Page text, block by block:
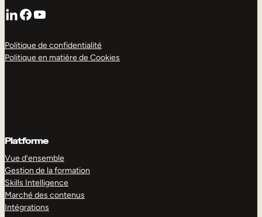
LinkedIn
Facebook
YouTube
Politique de confidentialité
Politique en matière de Cookies
Platforme
Vue d’ensemble
Gestion de la formation
Skills Intelligence
Marché des contenus
Intégrations